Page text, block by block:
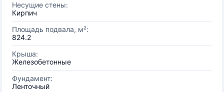
Несущие стены:
Кирпич
Площадь подвала, м²:
824.2
Крыша:
Железобетонные
Фундамент:
Ленточный